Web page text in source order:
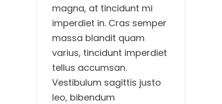
magna, at tincidunt mi
imperdiet in. Cras semper
massa blandit quam
varius, tincidunt imperdiet
tellus accumsan.
Vestibulum sagittis justo
leo, bibendum